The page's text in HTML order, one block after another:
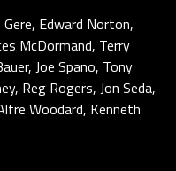
Edward Norton,
McDormand, Terry
Joe Spano, Tony
Reg Rogers, Jon Seda,
Woodard, Kenneth